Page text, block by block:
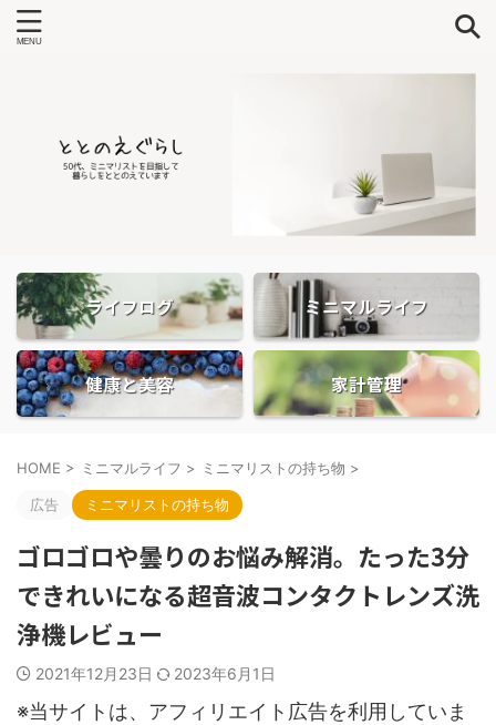
ライフログ ミニマルライフ
健康と美容 家計管理
HOME > ミニマルライフ > ミニマリストの持ち物 >
広告 ミニマリストの持ち物
ゴロゴロや曇りのお悩み解消。たった3分
できれいになる超音波コンタクトレンズ洗
浄機レビュー
2021年12月23日 2023年6月1日
※当サイトは、アフィリエイト広告を利用していま